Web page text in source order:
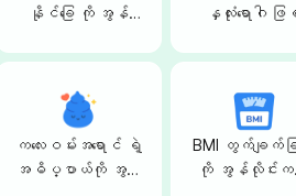
နိုင်ခြေ ကို အွန်
ခြင်း
ကလေးဝမ်းအရောင် ရဲ့
အဓိပ္ပာယ်ကို အွန်
နှလုံးရောဂါ ဖ
နိုင်ပါပြီ
BMI တွက်ချက်ခ
ကို အွန်လိုင်းက